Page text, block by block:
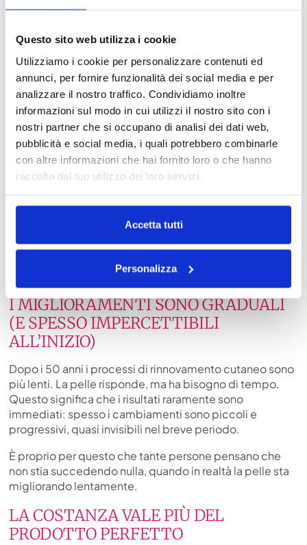
Questo sito web utilizza i cookie
Utilizziamo i cookie per personalizzare contenuti ed
annunci, per fornire funzionalità dei social media e per
analizzare il nostro traffico. Condividiamo inoltre
informazioni sul modo in cui utilizzi il nostro sito con i
nostri partner che si occupano di analisi dei dati web,
pubblicità e social media, i quali potrebbero combinarle
con altre informazioni che hai fornito loro o che hanno
raccolto dal tuo utilizzo dei loro servizi.
Accetta tutti
Personalizza
Segni
grana non
(dermaroller) + uso
“lifting”)
PERCHÉ ALCUNE DONNE NON
VEDONO RISULTATI
Molte donne mi scrivono dicendo di aver provato creme
o dispositivi senza vedere grandi cambiamenti.
ci guardiamo ogni giorno allo specchio è difficile
accorgersi dei miglioramenti graduali.
Nella maggior parte dei casi il problema non è il
aspettative troppo alte e mancanza di costanza.
I MIGLIORAMENTI SONO GRADUALI
(E SPESSO IMPERCETTIBILI
ALL’INIZIO)
Dopo i 50 anni i processi di rinnovamento cutaneo sono
più lenti. La pelle risponde, ma ha bisogno di tempo.
Questo significa che i risultati raramente sono
immediati: spesso i cambiamenti sono piccoli e
progressivi, quasi invisibili nel breve periodo.
È proprio per questo che tante persone pensano che
non stia succedendo nulla, quando in realtà la pelle sta
migliorando lentamente.
LA COSTANZA VALE PIÙ DEL
PRODOTTO PERFETTO